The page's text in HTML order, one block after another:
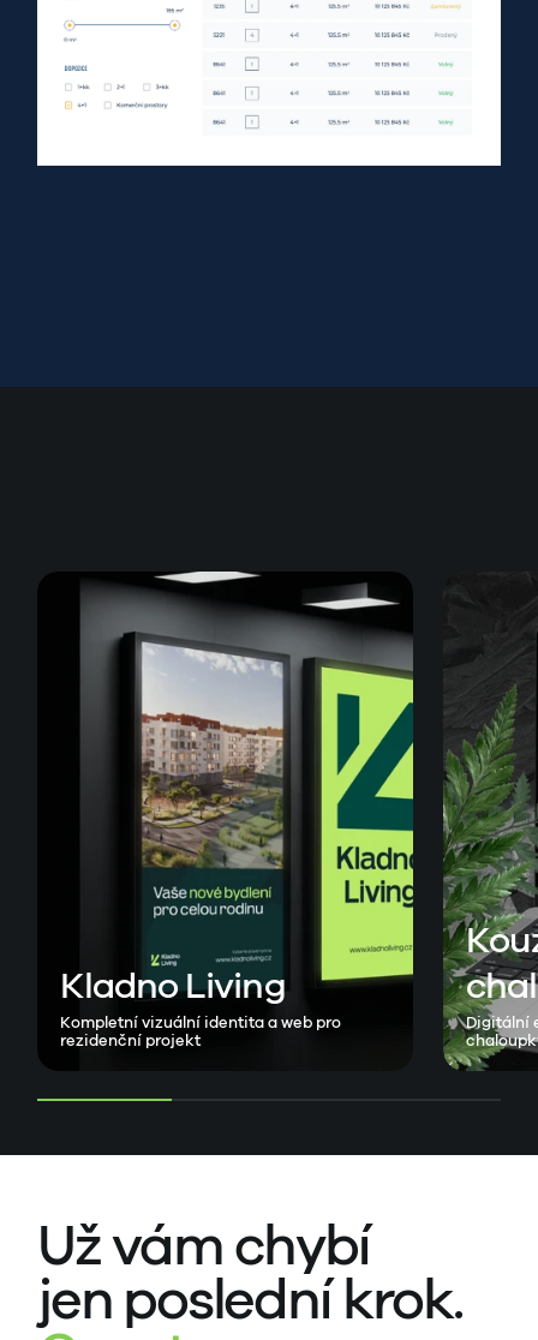
Kladno Living
Kompletní vizuální identita a web pro
rezidenční projekt
Digitální
Už vám chybí
jen poslední krok.